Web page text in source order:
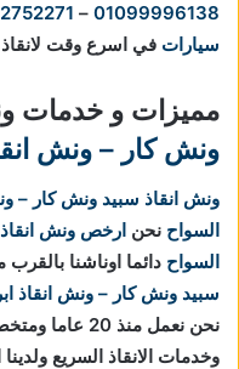
01099996138
–
سيارات في اسرع وقت
مميزات و خدمات
ونش كار – ونش
ونش انقاذ سبيد ونش كار –
السواح نحن ارخص ونش
السواح دائما اوناشنا
سبيد ونش كار – ونش انقاذ
نحن نعمل منذ
وخدمات الانقاذ السريع